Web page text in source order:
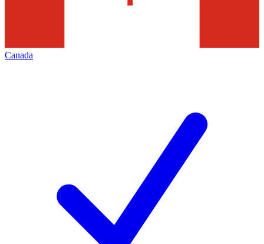
Canada